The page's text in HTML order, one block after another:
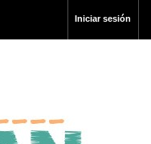
Iniciar sesión